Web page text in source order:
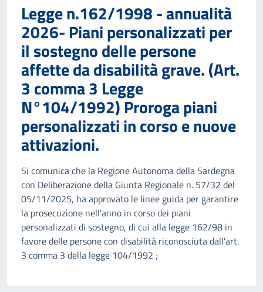
Legge n.162/1998 - annualità
2026- Piani personalizzati per
il sostegno delle persone
affette da disabilità grave. (Art.
3 comma 3 Legge
N°104/1992) Proroga piani
personalizzati in corso e nuove
attivazioni.
Si comunica che la Regione Autonoma della Sardegna
con Deliberazione della Giunta Regionale n. 57/32 del
05/11/2025, ha approvato le linee guida per garantire
la prosecuzione nell'anno in corso dei piani
personalizzati di sostegno, di cui alla legge 162/98 in
favore delle persone con disabilità riconosciuta dall'art.
3 comma 3 della legge 104/1992 ;